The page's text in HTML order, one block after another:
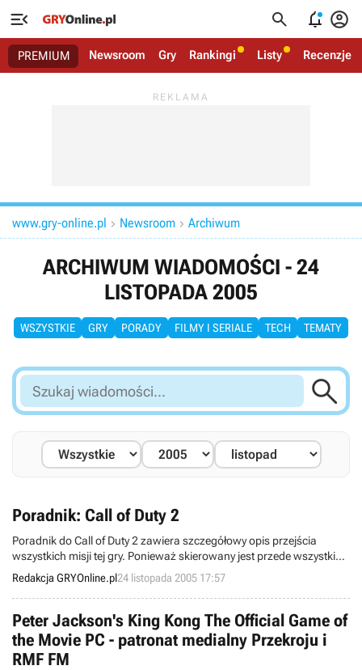
   
PREMIUM Newsroom Gry Rankingi Listy Recenzje
www.gry-online.pl  Newsroom  Archiwum
ARCHIWUM WIADOMOŚCI - 24
LISTOPADA 2005
WSZYSTKIE GRY PORADY FILMY I SERIALE TECH TEMATY
Szukaj
wiadomości...

Poradnik: Call of Duty 2
Poradnik do Call of Duty 2 zawiera szczegółowy opis przejścia
wszystkich misji tej gry. Ponieważ skierowany jest przede wszystkim
do osób mniej doświadczonych w tego typu rozgrywce, znajdziecie
tu wiele podstawowych czynności i zachowań taktycznych.
Redakcja GRYOnline.pl24 listopada 2005 17:57
Peter Jackson's King Kong The Official Game of
the Movie PC - patronat medialny Przekroju i
RMF FM